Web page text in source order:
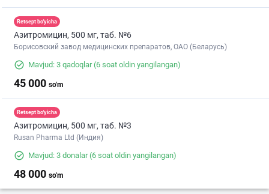
Retsept bo'yicha
Азитромицин, 500 мг, таб. №6
Борисовский завод медицинских препаратов, ОАО (Беларусь)
Mavjud: 3 qadoqlar(6 soat oldin yangilangan)
45 000 so'm
Retsept bo'yicha
Азитромицин, 500 мг, таб. №3
Rusan Pharma Ltd (Индия)
Mavjud: 3 donalar(6 soat oldin yangilangan)
48 000 so'm